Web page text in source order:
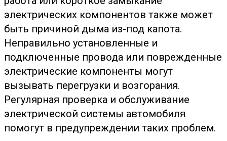
электрических компонентов также может
быть причиной дыма из-под капота.
Неправильно установленные и
подключенные провода или поврежденные
электрические компоненты могут
вызывать перегрузки и возгорания.
Регулярная проверка и обслуживание
электрической системы автомобиля
помогут в предупреждении таких проблем.